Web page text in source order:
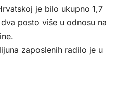
je bilo ukupno 1,7
posto više u odnosu na
zaposlenih radilo je u